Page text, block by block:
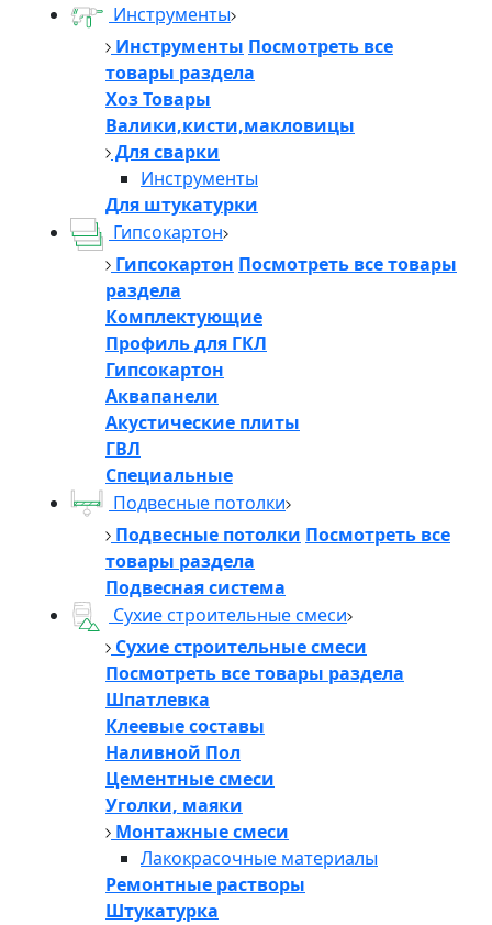
Инструменты
Инструменты Посмотреть все
товары раздела
Хоз Товары
Валики,кисти,макловицы
Для сварки
Инструменты
Для штукатурки
Гипсокартон
Гипсокартон Посмотреть все товары
раздела
Комплектующие
Профиль для ГКЛ
Гипсокартон
Аквапанели
Акустические плиты
ГВЛ
Специальные
Подвесные потолки
Подвесные потолки Посмотреть все
товары раздела
Подвесная система
Сухие строительные смеси
Сухие строительные смеси
Посмотреть все товары раздела
Шпатлевка
Клеевые составы
Наливной Пол
Цементные смеси
Уголки, маяки
Монтажные смеси
Лакокрасочные материалы
Ремонтные растворы
Штукатурка